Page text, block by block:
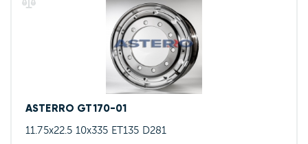
ASTERRO GT170-01
11.75x22.5 10x335 ET135 D281